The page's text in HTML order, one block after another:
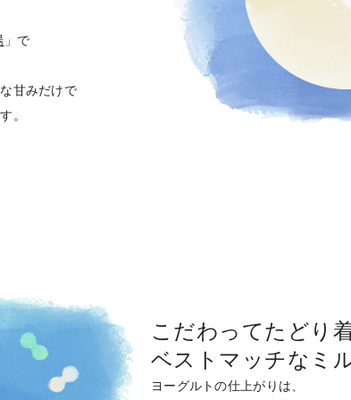
」で
甘みだけで
。
こだわってたどり
ベストマッチなミ
ヨーグルトの仕上がりは、